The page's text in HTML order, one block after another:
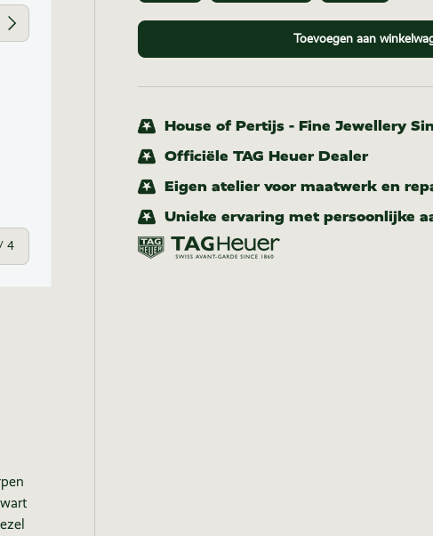
van
4
Volgende
Toevoegen aan
House of Pertijs - Fine Jewellery
Officiële TAG Heuer Dealer
Eigen atelier voor maatwerk en
Unieke ervaring met persoonlijke